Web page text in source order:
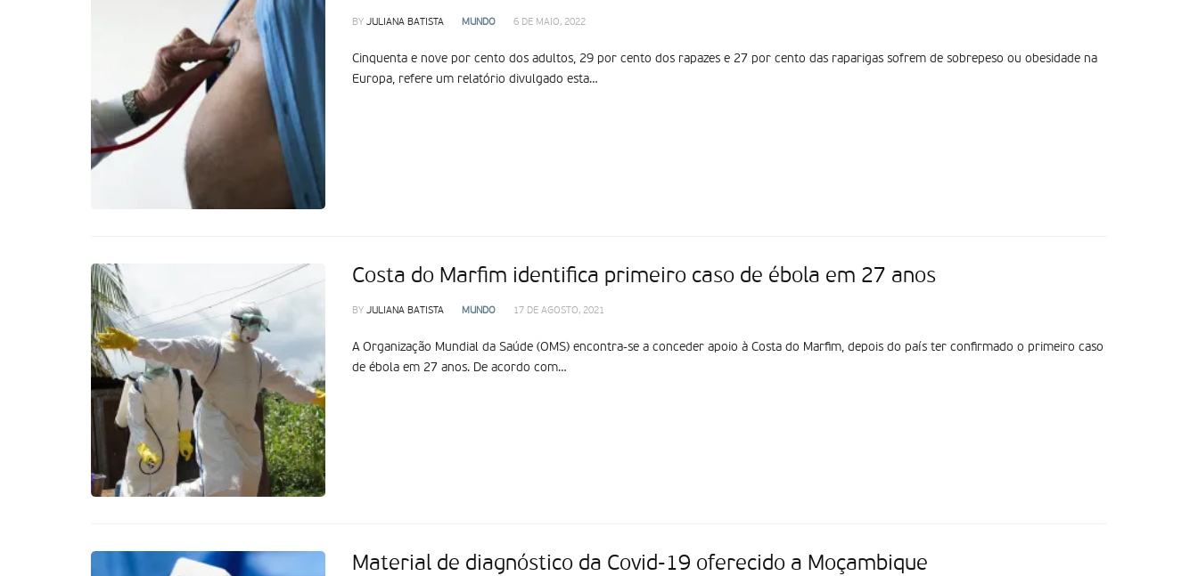
BY JULIANA BATISTA MUNDO 6 DE MAIO, 2022
Cinquenta e nove por cento dos adultos, 29 por cento dos rapazes e 27 por cento das raparigas sofrem de sobrepeso ou obesidade na
Europa, refere um relatório divulgado esta…
Costa do Marfim identifica primeiro caso de ébola em 27 anos
BY JULIANA BATISTA MUNDO 17 DE AGOSTO, 2021
A Organização Mundial da Saúde (OMS) encontra-se a conceder apoio à Costa do Marfim, depois do país ter confirmado o primeiro caso
de ébola em 27 anos. De acordo com…
Material de diagnóstico da Covid-19 oferecido a Moçambique